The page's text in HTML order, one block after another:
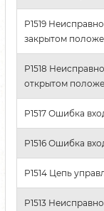
P1519
закрытом
P1518
открытом
P1517 Ошибка
P1516 Ошибка
P1514 Цепь
P1513